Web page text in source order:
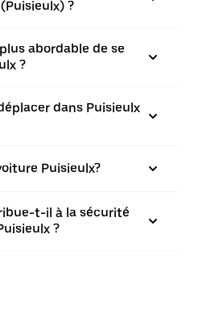
?
abordable de se
?
dans Puisieulx
Puisieulx?
t-il à la sécurité
?